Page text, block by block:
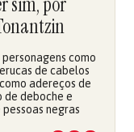
como
de cabelos
adereços de
de deboche e
negras